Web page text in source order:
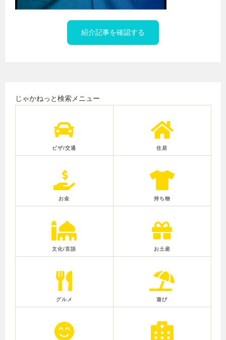
紹介記事を確認する
じゃかねっと検索メニュー
ビザ/交通 住居
お金 持ち物
文化/言語 お土産
グルメ 遊び